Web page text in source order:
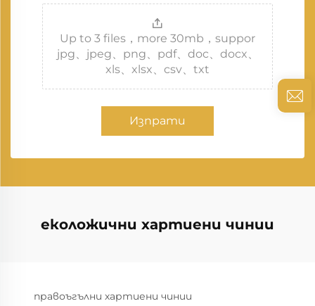
Up to 3 files，more 30mb，suppor
jpg、jpeg、png、pdf、doc、docx、
xls、xlsx、csv、txt
Изпрати
еколожични хартиени чинии
правоъгълни хартиени чинии